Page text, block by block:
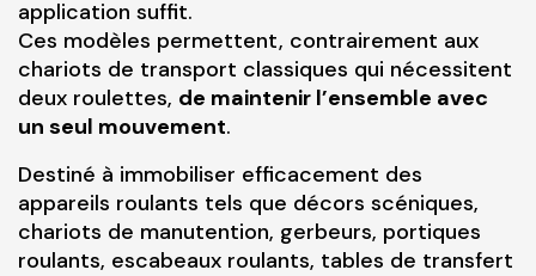
application suffit.
Ces modèles permettent, contrairement aux
chariots de transport classiques qui nécessitent
deux roulettes, de maintenir l’ensemble avec
un seul mouvement.
Destiné à immobiliser efficacement des
appareils roulants tels que décors scéniques,
chariots de manutention, gerbeurs, portiques
roulants, escabeaux roulants, tables de transfert